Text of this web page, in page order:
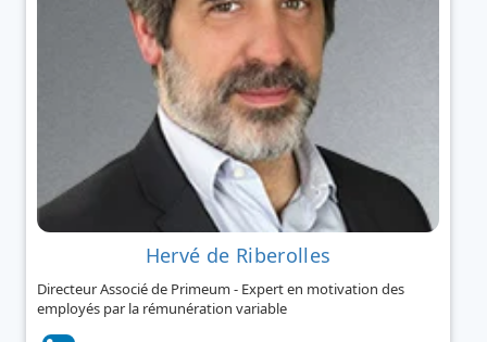
Hervé de Riberolles
Directeur Associé de Primeum - Expert en motivation des
employés par la rémunération variable